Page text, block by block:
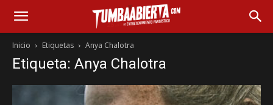
Inicio Etiquetas Anya Chalotra
Etiqueta: Anya Chalotra